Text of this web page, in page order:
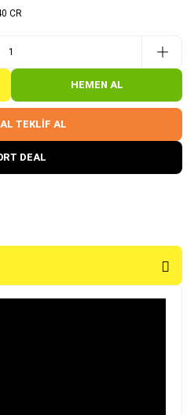
CR
HEMEN AL
TEKLİF AL
DEAL